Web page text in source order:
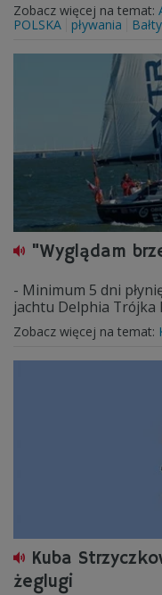
Zobacz więcej na temat:
POLSKA
pływania
"Wyglądam
- Minimum 5 dni
jachtu Delphia Trójka
Zobacz więcej na temat:
Kuba
żeglugi